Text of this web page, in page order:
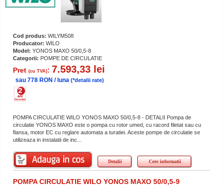
Cod produs: WILYM508
Producator: WILO
Model: YONOS MAXO 50/0,5-8
Categorii: POMPE DE CIRCULATIE
Pret (cu TVA): 7.593,33 lei
sau 778 RON / luna (*detalii rate)
POMPA CIRCULATIE WILO YONOS MAXO 50/0,5-8 - DETALII Pompa de
circulatie YONOS MAXO este o pompa cu rotor umed, cu racord filetat sau cu
flansa, motor EC cu reglare automata a turatiei. Aceste pompe de circulatie se
utilizeaza in instalatii de inc...
Detalii Cere informatii
POMPA CIRCULATIE WILO YONOS MAXO 50/0,5-9